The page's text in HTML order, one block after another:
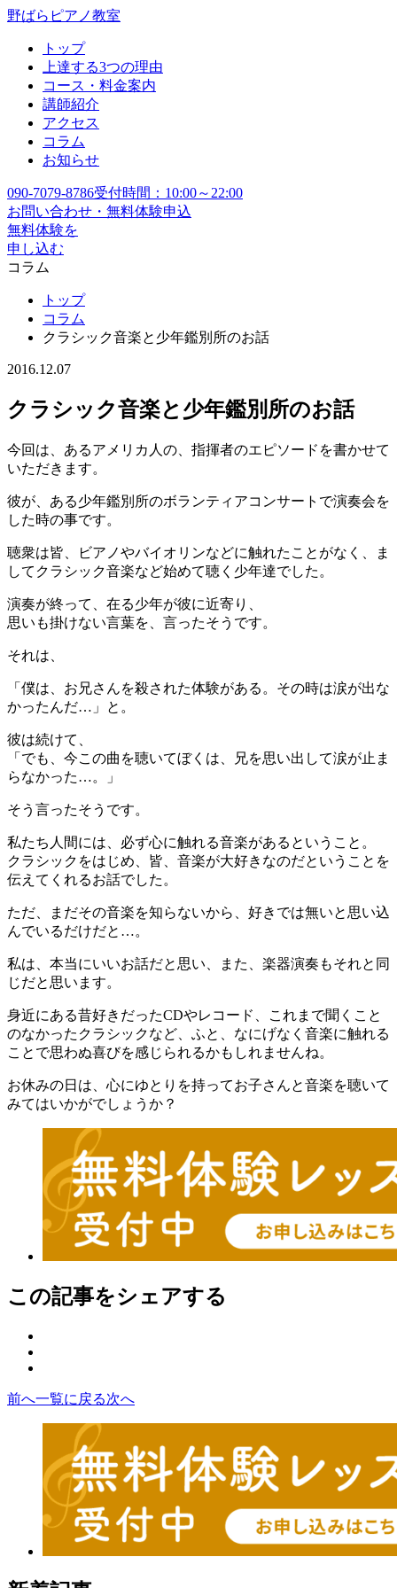
野ばらピアノ教室
トップ
上達する3つの理由
コース・料金案内
講師紹介
アクセス
コラム
お知らせ
090-7079-8786受付時間：10:00～22:00
お問い合わせ・無料体験申込
無料体験を
申し込む
コラム
トップ
コラム
クラシック音楽と少年鑑別所のお話
2016.12.07
クラシック音楽と少年鑑別所のお話
今回は、あるアメリカ人の、指揮者のエピソードを書かせて
いただきます。
彼が、ある少年鑑別所のボランティアコンサートで演奏会を
した時の事です。
聴衆は皆、ビアノやバイオリンなどに触れたことがなく、ま
してクラシック音楽など始めて聴く少年達でした。
演奏が終って、在る少年が彼に近寄り、
思いも掛けない言葉を、言ったそうです。
それは、
「僕は、お兄さんを殺された体験がある。その時は涙が出な
かったんだ…」と。
彼は続けて、
「でも、今この曲を聴いてぼくは、兄を思い出して涙が止ま
らなかった…。」
そう言ったそうです。
私たち人間には、必ず心に触れる音楽があるということ。
クラシックをはじめ、皆、音楽が大好きなのだということを
伝えてくれるお話でした。
ただ、まだその音楽を知らないから、好きでは無いと思い込
んでいるだけだと…。
私は、本当にいいお話だと思い、また、楽器演奏もそれと同
じだと思います。
身近にある昔好きだったCDやレコード、これまで聞くこと
のなかったクラシックなど、ふと、なにげなく音楽に触れる
ことで思わぬ喜びを感じられるかもしれませんね。
お休みの日は、心にゆとりを持ってお子さんと音楽を聴いて
みてはいかがでしょうか？
この記事をシェアする
ェ
ア
ボ
ン
ェ
ア
タ
ン
シ
ェ
ボ
タ
ン
前へ一覧に戻る次へ